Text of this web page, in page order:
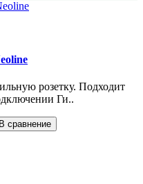
розетку. Подходит
Ги..
В сравнение